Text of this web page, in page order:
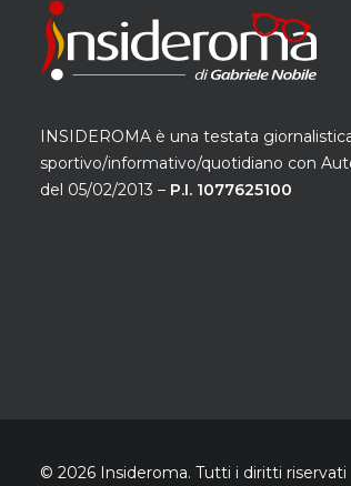
INSIDEROMA è una testata
sportivo/informativo/quotidiano con
del 05/02/2013 – P.I. 1077625100
© 2026 Insideroma. Tutti i diritti riservati